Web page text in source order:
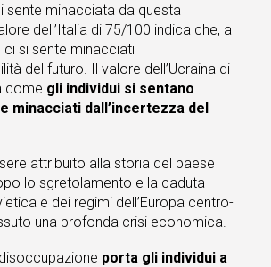
sente minacciata da questa
dell’Italia di 75/100 indica che, a
ci si sente minacciati
del futuro. Il valore dell’Ucraina di
come gli individui si sentano
minacciati dall’incertezza del
attribuito alla storia del paese
lo sgretolamento e la caduta
e dei regimi dell’Europa centro-
una profonda crisi economica.
porta gli individui a